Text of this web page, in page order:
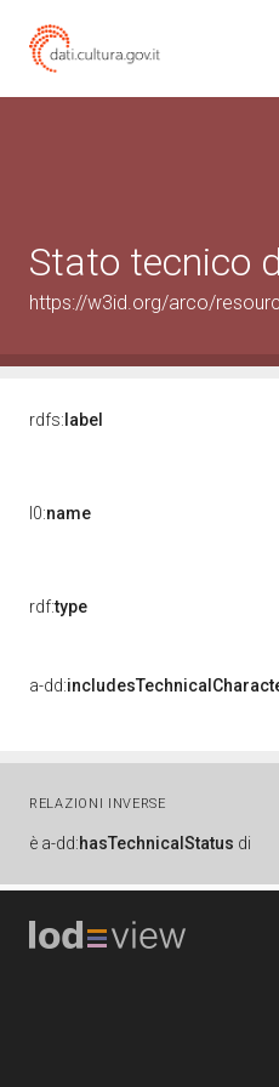
Stato tecnico
https://w3id.org/arco/
rdfs: label
l0:name
rdf:type
a-dd:
RELAZIONI INVERSE
è a-dd:hasTechnicalStatus di